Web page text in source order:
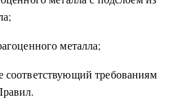
металла;
требованиям